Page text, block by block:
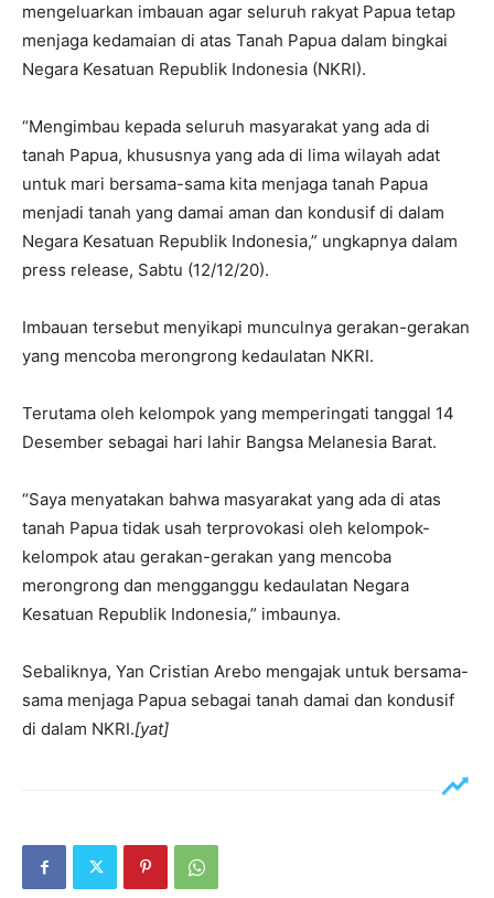
mengeluarkan imbauan agar seluruh rakyat Papua tetap
menjaga kedamaian di atas Tanah Papua dalam bingkai
Negara Kesatuan Republik Indonesia (NKRI).
“Mengimbau kepada seluruh masyarakat yang ada di
tanah Papua, khususnya yang ada di lima wilayah adat
untuk mari bersama-sama kita menjaga tanah Papua
menjadi tanah yang damai aman dan kondusif di dalam
Negara Kesatuan Republik Indonesia,” ungkapnya dalam
press release, Sabtu (12/12/20).
Imbauan tersebut menyikapi munculnya gerakan-gerakan
yang mencoba merongrong kedaulatan NKRI.
Terutama oleh kelompok yang memperingati tanggal 14
Desember sebagai hari lahir Bangsa Melanesia Barat.
“Saya menyatakan bahwa masyarakat yang ada di atas
tanah Papua tidak usah terprovokasi oleh kelompok-
kelompok atau gerakan-gerakan yang mencoba
merongrong dan mengganggu kedaulatan Negara
Kesatuan Republik Indonesia,” imbaunya.
Sebaliknya, Yan Cristian Arebo mengajak untuk bersama-
sama menjaga Papua sebagai tanah damai dan kondusif
di dalam NKRI.[yat]